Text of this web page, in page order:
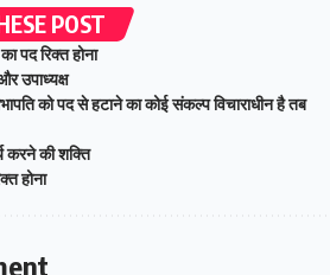
POST
पद रिक्त होना
उपाध्यक्ष
को पद से हटाने का कोई संकल्प विचाराधीन है तब
करने की शक्ति
होना